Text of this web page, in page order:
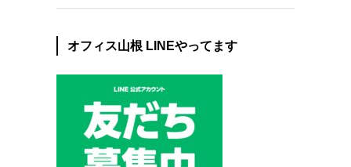
オフィス山根 LINEやってます